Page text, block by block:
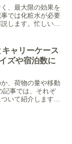
、最大限の効果を
では化粧水が必要
します。忙しいマ
ャリーケース
ズや宿泊数に
、荷物の量や移動
記事では、それぞ
いて紹介します。